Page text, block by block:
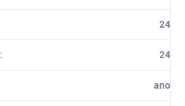
24
: 24
ano